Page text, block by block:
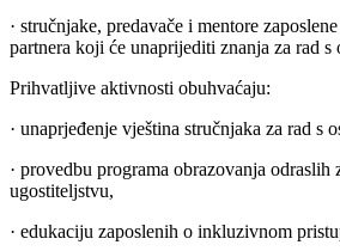
· stručnjake, predavače i mentore
partnera koji će unaprijediti znanja za rad s
Prihvatljive aktivnosti obuhvaćaju:
· unaprjeđenje vještina stručnjaka za rad s
· provedbu programa obrazovanja odraslih
ugostiteljstvu,
· edukaciju zaposlenih o inkluzivnom